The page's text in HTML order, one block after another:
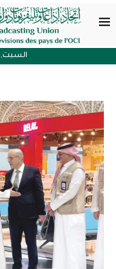
السبت, 8 أغسطس , 2026